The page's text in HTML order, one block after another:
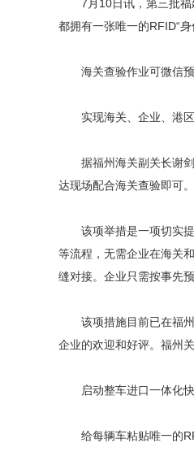
7月10日讯，第三批福建
都拥有一张唯一的RFID“
海关查验作业可微信
实现海关、企业、港区
据福州海关副关长谢剑
达现场配合海关查验即可。
该项举措是一项切实提
等流程，无需企业在海关
缝对接。企业只需按事先
该项措施目前已在福州
企业的欢迎和好评。福州
启动整车进口一体化快
给每辆车粘贴唯一的